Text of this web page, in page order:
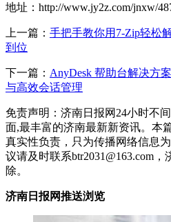
地址：http://www.jy2z.com/jnxw/
上一篇： 手把手教你用7-Zip轻松
到位
下一篇： AnyDesk 帮助台解决方
与高效会话管理
免责声明：济南日报网24小时不
面,最丰富的济南最新新资讯。本
真实性负责，只为传播网络信息
议请及时联系btr2031@163.com
除。
济南日报网推送浏览